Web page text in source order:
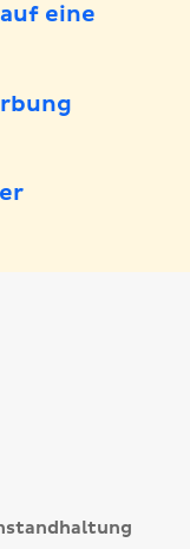
eine